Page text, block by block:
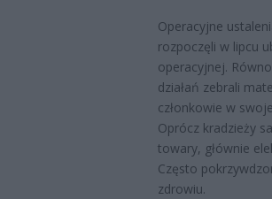
Operacyjne
rozpoczęli w lipcu
operacyjnej.
działań zebrali
członkowie w
Oprócz kradzieży
towary, głównie
Często
zdrowiu.